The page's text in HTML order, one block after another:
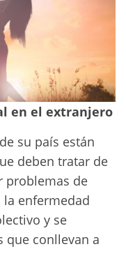
en el extranjero
su país están
deben tratar de
problemas de
la enfermedad
y se
que conllevan a